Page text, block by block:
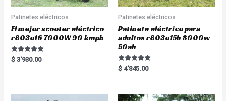
Patinetes eléctricos
El mejor scooter eléctrico
r803o16 7000W 90 kmph
Rated
5.00
$ 3'930.00
Patinetes eléctricos
Patinete eléctrico para
adultos r803o15b 8000w
50ah
Rated
5.00
$ 4'845.00